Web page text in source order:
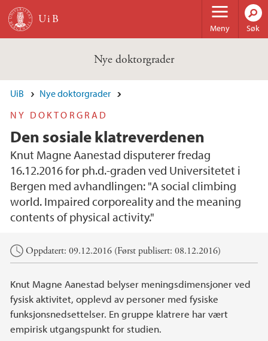
Hopp til hovedinnhold
Meny Søk
Nye doktorgrader
UiB
Nye doktorgrader
NY DOKTORGRAD
Den sosiale klatreverdenen
Knut Magne Aanestad disputerer fredag
16.12.2016 for ph.d.-graden ved Universitetet i
Bergen med avhandlingen: "A social climbing
world. Impaired corporeality and the meaning
contents of physical activity."
Hovedinnhold
Oppdatert: 09.12.2016 (Først publisert: 08.12.2016)
Knut Magne Aanestad belyser meningsdimensjoner ved
fysisk aktivitet, opplevd av personer med fysiske
funksjonsnedsettelser. En gruppe klatrere har vært
empirisk utgangspunkt for studien.